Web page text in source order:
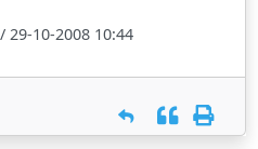
10-2008 10:44